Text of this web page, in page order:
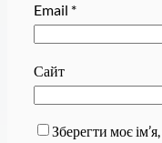
Email *
Сайт
Зберегти моє